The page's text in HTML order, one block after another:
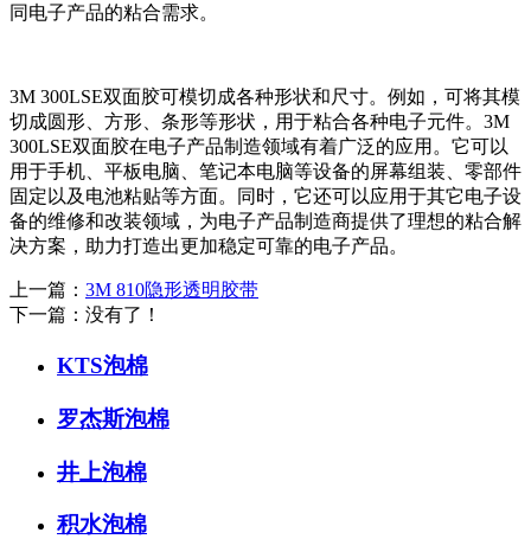
同电子产品的粘合需求。
3M 300LSE双面胶可模切成各种形状和尺寸。例如，可将其模
切成圆形、方形、条形等形状，用于粘合各种电子元件。3M
300LSE双面胶在电子产品制造领域有着广泛的应用。它可以
用于手机、平板电脑、笔记本电脑等设备的屏幕组装、零部件
固定以及电池粘贴等方面。同时，它还可以应用于其它电子设
备的维修和改装领域，为电子产品制造商提供了理想的粘合解
决方案，助力打造出更加稳定可靠的电子产品。
上一篇： 3M 810隐形透明胶带
下一篇：没有了！
KTS泡棉
罗杰斯泡棉
井上泡棉
积水泡棉